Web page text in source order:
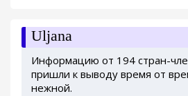
Uljana
Информацию от 194 стран-
пришли к выводу время от
нежной.